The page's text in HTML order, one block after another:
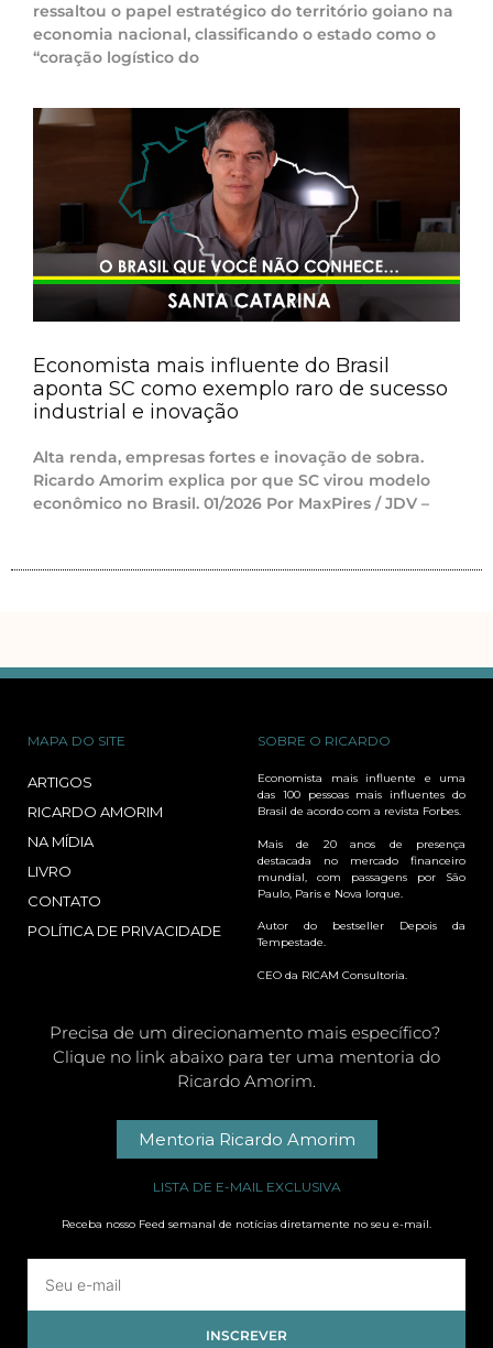
ressaltou o papel estratégico do território goiano na
economia nacional, classificando o estado como o
“coração logístico do
Economista mais influente do Brasil
aponta SC como exemplo raro de sucesso
industrial e inovação
Alta renda, empresas fortes e inovação de sobra.
Ricardo Amorim explica por que SC virou modelo
econômico no Brasil. 01/2026 Por MaxPires / JDV –
MAPA DO SITE
ARTIGOS
RICARDO AMORIM
NA MÍDIA
LIVRO
CONTATO
POLÍTICA DE PRIVACIDADE
SOBRE O RICARDO
Economista mais influente e uma
das 100 pessoas mais influentes do
Brasil de acordo com a revista Forbes.
Mais de 20 anos de presença
destacada no mercado financeiro
mundial, com passagens por São
Paulo, Paris e Nova Iorque.
Autor do bestseller Depois da
Tempestade.
CEO da RICAM Consultoria.
Precisa de um direcionamento mais específico?
Clique no link abaixo para ter uma mentoria do
Ricardo Amorim.
Mentoria Ricardo Amorim
LISTA DE E-MAIL EXCLUSIVA
Receba nosso Feed semanal de notícias diretamente no seu e-mail.
INSCREVER